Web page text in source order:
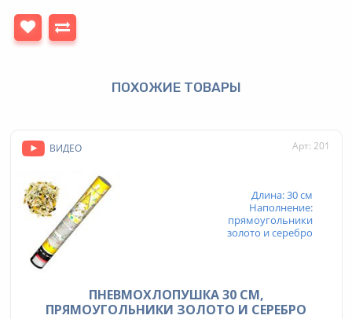
ПОХОЖИЕ ТОВАРЫ
ВИДЕО Арт: 201
Длина: 30 см
Наполнение:
прямоугольники
золото и серебро
ПНЕВМОХЛОПУШКА 30 СМ,
ПРЯМОУГОЛЬНИКИ ЗОЛОТО И СЕРЕБРО